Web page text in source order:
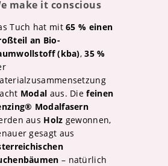
make it conscious
Tuch hat mit65 % einen
an Bio-
(kba),35 %
Modal aus. Diefeinen
Modalfasern
aus Holz gewonnen,
gesagt aus
– natürlich